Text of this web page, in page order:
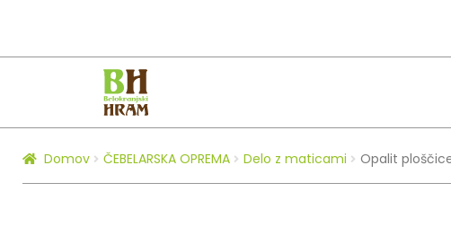
navigation
content
Domov ČEBELARSKA OPREMA Delo z maticami Opalit